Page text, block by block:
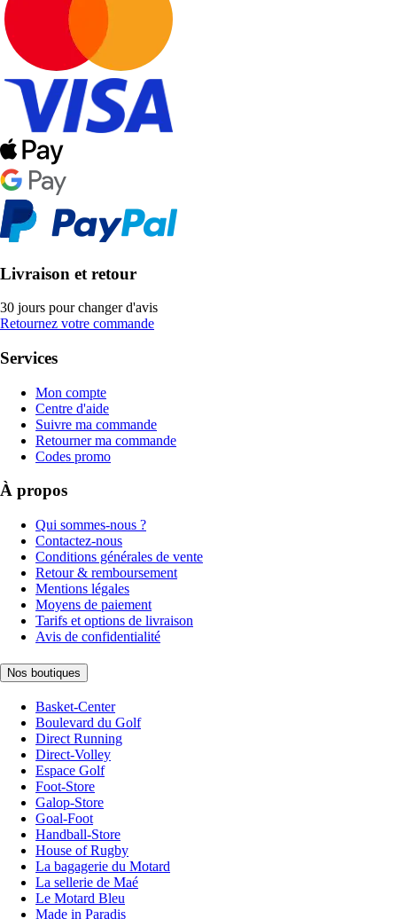
Livraison et retour
30 jours pour changer d'avis
Retournez votre commande
Services
Mon compte
Centre d'aide
Suivre ma commande
Retourner ma commande
Codes promo
À propos
Qui sommes-nous ?
Contactez-nous
Conditions générales de vente
Retour & remboursement
Mentions légales
Moyens de paiement
Tarifs et options de livraison
Avis de confidentialité
Nos boutiques
Basket-Center
Boulevard du Golf
Direct Running
Direct-Volley
Espace Golf
Foot-Store
Galop-Store
Goal-Foot
Handball-Store
House of Rugby
La bagagerie du Motard
La sellerie de Maé
Le Motard Bleu
Made in Paradis